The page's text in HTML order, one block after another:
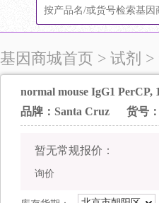
基因商城首页 > 试剂
normal mouse IgG1 PerCP,
品牌：Santa Cruz
货号
暂无常规报价：
询价